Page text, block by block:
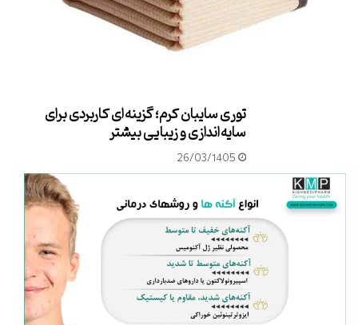
توری سایبان کرم؛ گزینه‌ای کاربردی برای
سایه‌اندازی و زیبایی بیشتر
26/03/1405